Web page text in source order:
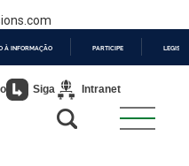
À INFORMAÇÃO PARTICIPE
Siga Intranet